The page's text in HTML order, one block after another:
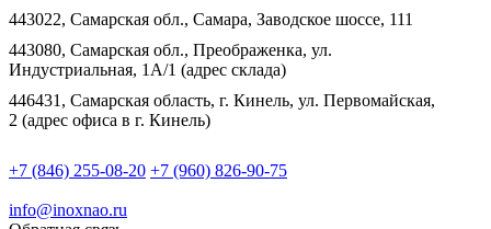
443022, Самарская обл., Самара, Заводское шоссе, 111
443080, Самарская обл., Преображенка, ул.
Индустриальная, 1А/1 (адрес склада)
446431, Самарская область, г. Кинель, ул. Первомайская,
2 (адрес офиса в г. Кинель)
+7 (846) 255-08-20 +7 (960) 826-90-75
info@inoxnao.ru